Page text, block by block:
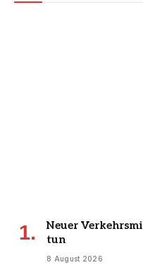
Neuer
tun
8 August 2026